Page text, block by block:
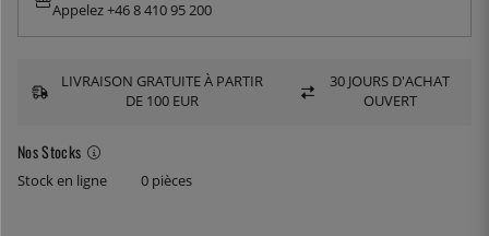
Nos Stocks
Stock en ligne 0 pièces
Appelez +46 8 410 95 200
LIVRAISON GRATUITE À PARTIR
DE 100 EUR
30 JOURS D'ACHAT
OUVERT